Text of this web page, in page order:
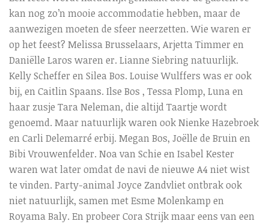
kan nog zo’n mooie accommodatie hebben, maar de
aanwezigen moeten de sfeer neerzetten. Wie waren er
op het feest? Melissa Brusselaars, Arjetta Timmer en
Daniëlle Laros waren er. Lianne Siebring natuurlijk.
Kelly Scheffer en Silea Bos. Louise Wulffers was er ook
bij, en Caitlin Spaans. Ilse Bos , Tessa Plomp, Luna en
haar zusje Tara Neleman, die altijd Taartje wordt
genoemd. Maar natuurlijk waren ook Nienke Hazebroek
en Carli Delemarré erbij. Megan Bos, Joëlle de Bruin en
Bibi Vrouwenfelder. Noa van Schie en Isabel Kester
waren wat later omdat de navi de nieuwe A4 niet wist
te vinden. Party-animal Joyce Zandvliet ontbrak ook
niet natuurlijk, samen met Esme Molenkamp en
Royama Baly. En probeer Cora Strijk maar eens van een